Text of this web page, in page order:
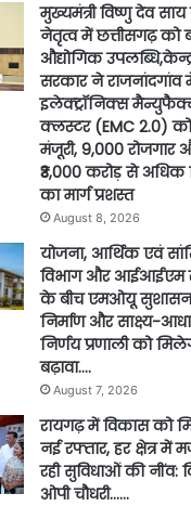
मुख्यमंत्री विष्णु देव
नेतृत्व में छत्तीसगढ़ को
औद्योगिक
सरकार ने राजनांदगांव
इलेक्ट्रॉनिक्स
क्लस्टर (EMC 2.0) को
मंजूरी, 9,000 रोजगार
₹3,000 करोड़ से अधिक
का मार्ग प्रशस्त
August 8, 2026
योजना, आर्थिक एवं
विभाग और आईआईएम
के बीच एमओयू सुशासन,
निर्माण और साक्ष्य-
निर्णय प्रणाली को
बढ़ावा….
August 7, 2026
रायगढ़ में विकास को
नई रफ्तार, हर क्षेत्र में
रही सुविधाओं की नींव:
ओपी चौधरी……